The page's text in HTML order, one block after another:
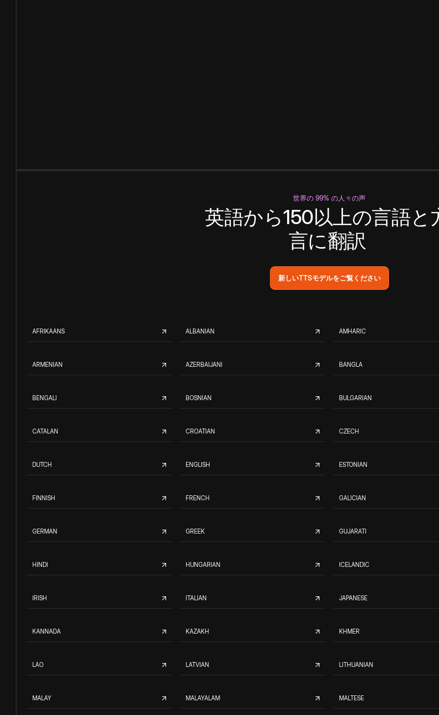
世界の 99% の人々の声
英語から150以上の言語と
言に翻訳
新しいTTSモデルをご覧ください
AFRIKAANS ALBANIAN AMHARIC
ARMENIAN AZERBAIJANI BANGLA
BENGALI BOSNIAN BULGARIAN
CATALAN CROATIAN CZECH
DUTCH ENGLISH ESTONIAN
FINNISH FRENCH GALICIAN
GERMAN GREEK GUJARATI
HINDI HUNGARIAN ICELANDIC
IRISH ITALIAN JAPANESE
KANNADA KAZAKH KHMER
LAO LATVIAN LITHUANIAN
MALAY MALAYALAM MALTESE